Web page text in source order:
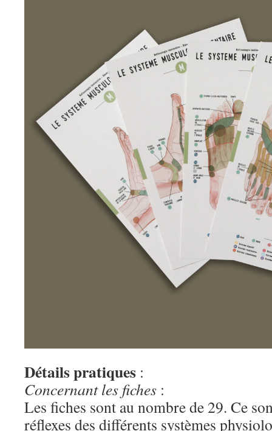
Détails pratiques :
Concernant les fiches :
Les fiches sont au nombre de 29. Ce
réflexes des différents systèmes